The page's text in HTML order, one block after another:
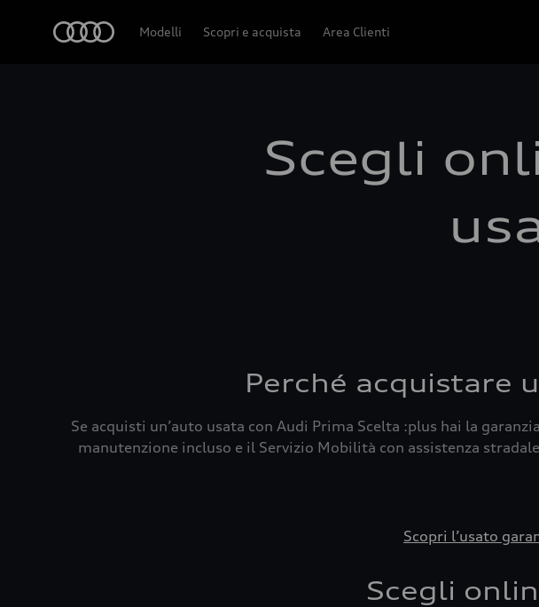
Modelli Scopri e acquista Area Clienti
Scegli
Perché acquistare
Se acquisti un’auto usata con Audi Prima Scelta :plus hai la
manutenzione incluso e il Servizio Mobilità con assistenza
Scopri l’usato
Scegli